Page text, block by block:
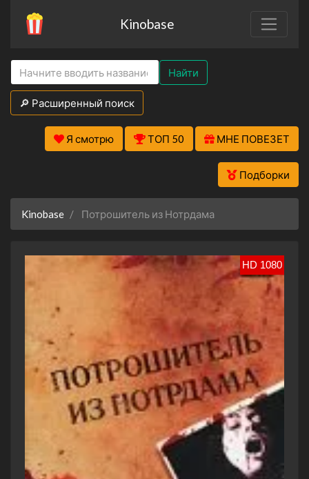
Kinobase
Найти
🔎 Расширенный поиск
Я смотрю ТОП 50 МНЕ ПОВЕЗЕТ
Подборки
Kinobase Потрошитель из Нотрдама
HD 1080